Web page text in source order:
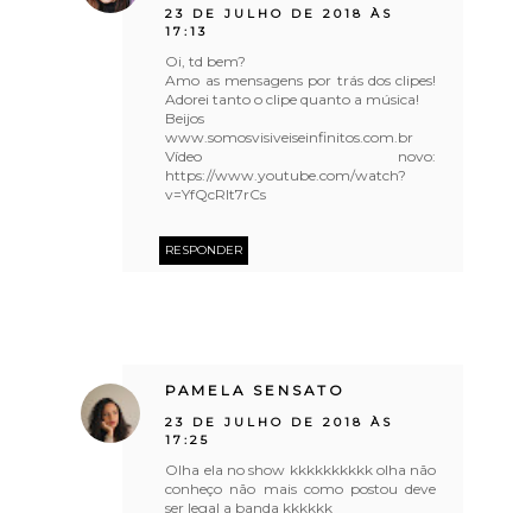
23 DE JULHO DE 2018 ÀS
17:13
Oi, td bem?
Amo as mensagens por trás dos clipes!
Adorei tanto o clipe quanto a música!
Beijos
www.somosvisiveiseinfinitos.com.br
Vídeo novo:
https://www.youtube.com/watch?
v=YfQcRlt7rCs
RESPONDER
PAMELA SENSATO
23 DE JULHO DE 2018 ÀS
17:25
Olha ela no show kkkkkkkkkk olha não
conheço não mais como postou deve
ser legal a banda kkkkkk